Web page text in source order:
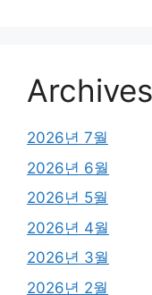
Archives
2026년 7월
2026년 6월
2026년 5월
2026년 4월
2026년 3월
2026년 2월